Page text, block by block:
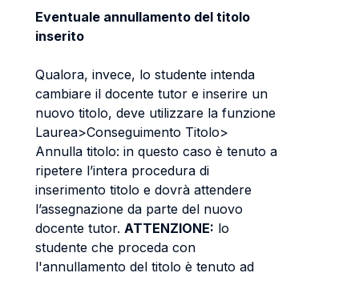
Eventuale annullamento del titolo
inserito
Qualora, invece, lo studente intenda
cambiare il docente tutor e inserire un
nuovo titolo, deve utilizzare la funzione
Laurea>Conseguimento Titolo>
Annulla titolo: in questo caso è tenuto a
ripetere l’intera procedura di
inserimento titolo e dovrà attendere
l’assegnazione da parte del nuovo
docente tutor. ATTENZIONE: lo
studente che proceda con
l'annullamento del titolo è tenuto ad